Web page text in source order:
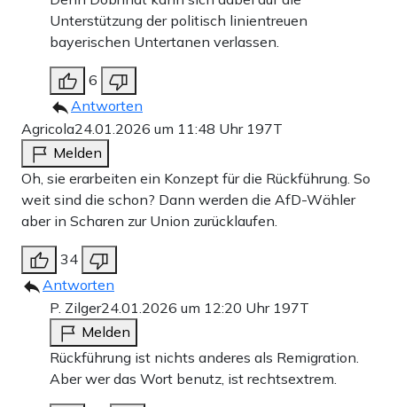
Unterstützung der politisch linientreuen
bayerischen Untertanen verlassen.
6
Antworten
Agricola24.01.2026 um 11:48 Uhr 197T
Melden
Oh, sie erarbeiten ein Konzept für die Rückführung. So
weit sind die schon? Dann werden die AfD-Wähler
aber in Scharen zur Union zurücklaufen.
34
Antworten
P. Zilger24.01.2026 um 12:20 Uhr 197T
Melden
Rückführung ist nichts anderes als Remigration.
Aber wer das Wort benutz, ist rechtsextrem.